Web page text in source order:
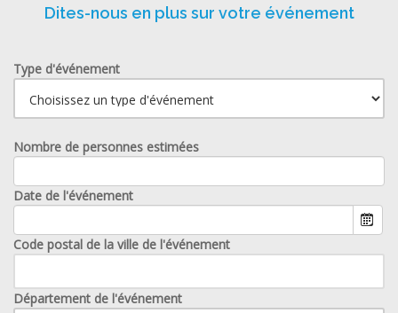
Dites-nous en plus sur votre événement
Type d'événement
Nombre de personnes estimées
Date de l'événement
Code postal de la ville de l'événement
Département de l'événement